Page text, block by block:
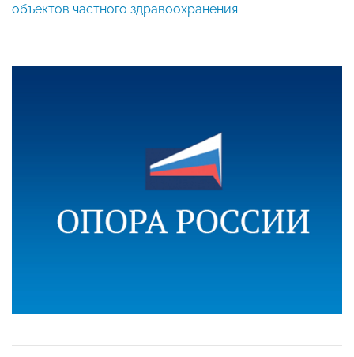
объектов частного здравоохранения.